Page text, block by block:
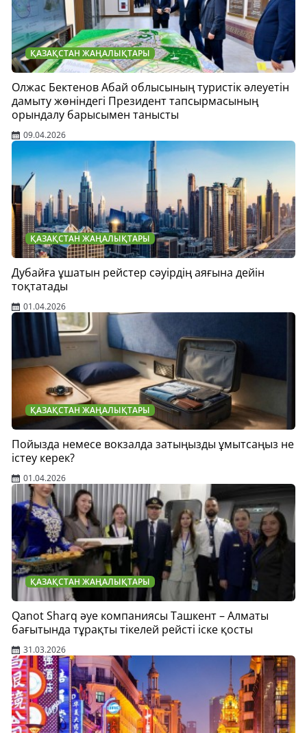
ҚАЗАҚСТАН ЖАҢАЛЫҚТАРЫ
Олжас Бектенов Абай облысының туристік әлеуетін
дамыту жөніндегі Президент тапсырмасының
орындалу барысымен танысты
09.04.2026
ҚАЗАҚСТАН ЖАҢАЛЫҚТАРЫ
Дубайға ұшатын рейстер сәуірдің аяғына дейін
тоқтатады
01.04.2026
ҚАЗАҚСТАН ЖАҢАЛЫҚТАРЫ
Пойызда немесе вокзалда затыңызды ұмытсаңыз не
істеу керек?
01.04.2026
ҚАЗАҚСТАН ЖАҢАЛЫҚТАРЫ
Qanot Sharq әуе компаниясы Ташкент – Алматы
бағытында тұрақты тікелей рейсті іске қосты
31.03.2026